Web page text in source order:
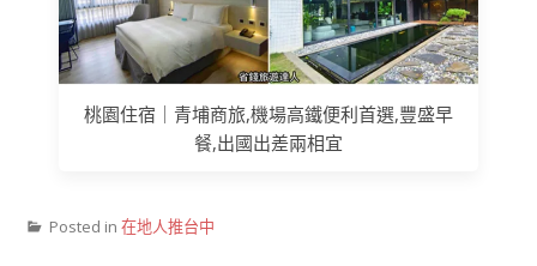
桃園住宿｜青埔商旅,機場高鐵便利首選,豐盛早
餐,出國出差兩相宜
Posted in 在地人推台中